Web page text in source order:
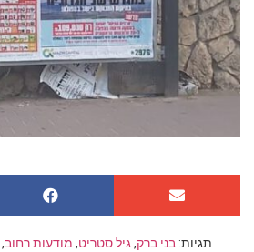
תגיות: בני ברק,גיל סטריט, מודעות רחוב,